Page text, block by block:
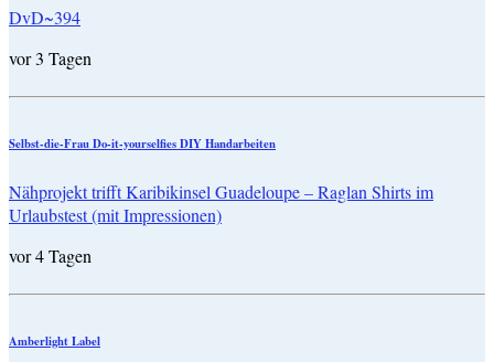
DvD~394
vor 3 Tagen
Selbst-die-Frau Do-it-yourselfies DIY Handarbeiten
Nähprojekt trifft Karibikinsel Guadeloupe – Raglan Shirts im
Urlaubstest (mit Impressionen)
vor 4 Tagen
Amberlight Label